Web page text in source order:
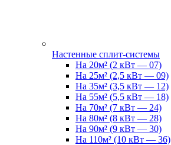
Настенные сплит-системы
На 20м² (2 кВт — 07)
На 25м² (2,5 кВт — 09)
На 35м² (3,5 кВт — 12)
На 55м² (5,5 кВт — 18)
На 70м² (7 кВт — 24)
На 80м² (8 кВт — 28)
На 90м² (9 кВт — 30)
На 110м² (10 кВт — 36)